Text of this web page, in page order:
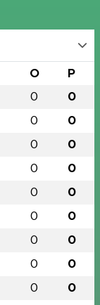
O P
0 0
0 0
0 0
0 0
0 0
0 0
0 0
0 0
0 0